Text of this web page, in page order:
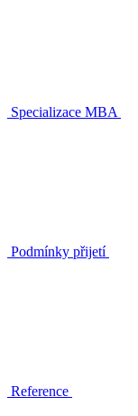
Specializace MBA
Podmínky přijetí
Reference